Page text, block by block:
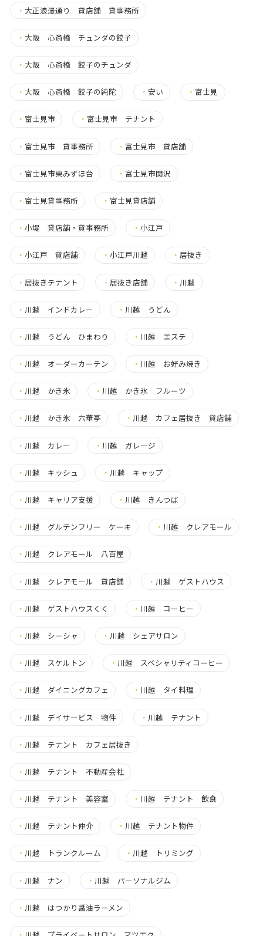
・ 大正浪漫通り 貸店舗 貸事務所
・ 大阪 心斎橋 チュンダの餃子
・ 大阪 心斎橋 餃子のチュンダ
・ 大阪 心斎橋 餃子の純陀 ・安い ・ 富士見
・ 富士見市 ・ 富士見市 テナント
・ 富士見市 貸事務所 ・ 富士見市 貸店舗
・ 富士見市東みずほ台 ・ 富士見市関沢
・ 富士見貸事務所 ・ 富士見貸店舗
・ 小堤 貸店舗・貸事務所 ・小江戸
・ 小江戸 貸店舗 ・小江戸川越 ・居抜き
・ 居抜きテナント ・ 居抜き店舗 ・ 川越
・ 川越 インドカレー ・ 川越 うどん
・ 川越 うどん ひまわり ・ 川越 エステ
・ 川越 オーダーカーテン ・ 川越 お好み焼き
・ 川越 かき氷 ・ 川越 かき氷 フルーツ
・ 川越 かき氷 六華亭 ・ 川越 カフェ居抜き 貸店舗
・ 川越 カレー ・ 川越 ガレージ
・ 川越 キッシュ ・ 川越 キャップ
・ 川越 キャリア支援 ・ 川越 きんつば
・ 川越 グルテンフリー ケーキ ・ 川越 クレアモール
・ 川越 クレアモール 八百屋
・ 川越 クレアモール 貸店舗 ・ 川越 ゲストハウス
・ 川越 ゲストハウスくく ・ 川越 コーヒー
・ 川越 シーシャ ・ 川越 シェアサロン
・ 川越 スケルトン ・ 川越 スペシャリティコーヒー
・ 川越 ダイニングカフェ ・ 川越 タイ料理
・ 川越 デイサービス 物件 ・ 川越 テナント
・ 川越 テナント カフェ居抜き
・ 川越 テナント 不動産会社
・ 川越 テナント 美容室 ・ 川越 テナント 飲食
・ 川越 テナント仲介 ・ 川越 テナント物件
・ 川越 トランクルーム ・ 川越 トリミング
・ 川越 ナン ・ 川越 パーソナルジム
・ 川越 はつかり醤油ラーメン